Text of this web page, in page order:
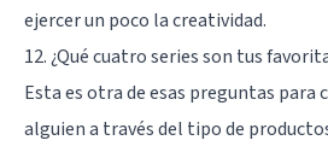
ejercer un poco lacreatividad.
12. ¿Qué cuatro series son tus
Esta es otra de esas preguntas para
alguien a través del tipo de